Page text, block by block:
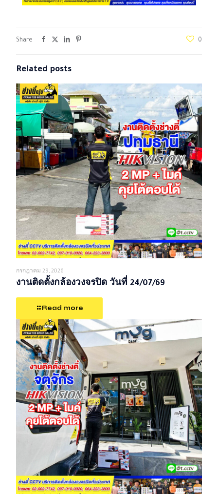
Share 0
Related posts
กรกฎาคม 29, 2026
งานติดตั้งกล้องวงจรปิด วันที่ 24/07/69
Read more